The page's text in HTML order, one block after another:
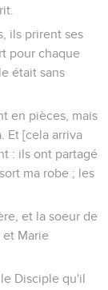
ils prirent ses
pour chaque
était sans
en pièces, mais
Et [cela arriva
: ils ont partagé
ma robe ; les
et la soeur de
et Marie
Disciple qu'il